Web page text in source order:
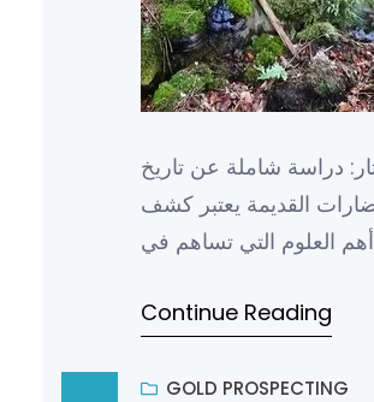
دراسة شاملة عن تاريخ
القديمة يعتبر كشف
أهم العلوم التي تساهم في
فهي تقوم بدراسة ا…
Continue Reading
GOLD PROSPECTING